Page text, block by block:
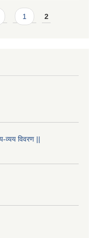
1 2
विवरण ||